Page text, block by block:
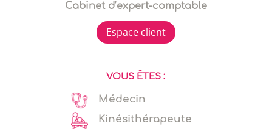
Cabinet d’expert-comptable
Espace client
VOUS ÊTES :
Médecin
Kinésithérapeute